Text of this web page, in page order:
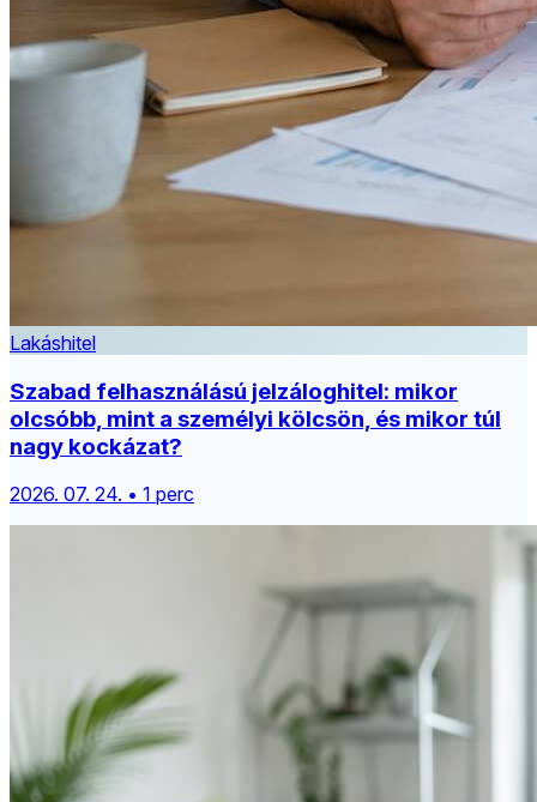
Lakáshitel
Szabad felhasználású jelzáloghitel: mikor
olcsóbb, mint a személyi kölcsön, és mikor túl
nagy kockázat?
2026. 07. 24. • 1 perc